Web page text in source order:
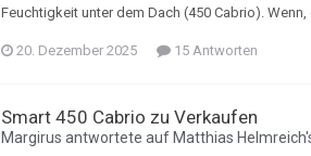
Feuchtigkeit unter dem Dach (450 Cabrio).
20. Dezember 2025 15 Antworten
Smart 450 Cabrio zu Verkaufen
Margirus antwortete auf Matthias Helmreich